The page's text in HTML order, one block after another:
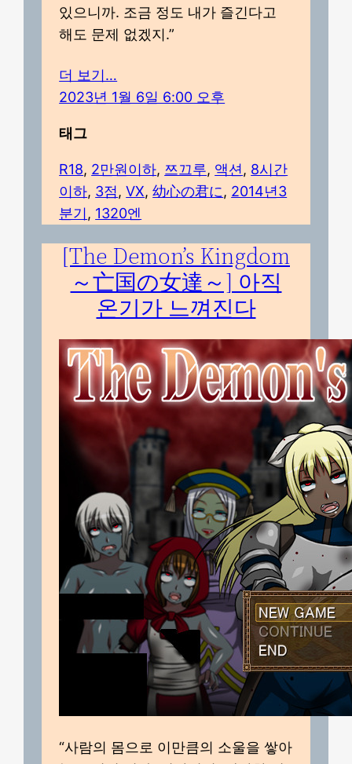
있으니까. 조금 정도 내가 즐긴다고
해도 문제 없겠지.”
더 보기…
2023년 1월 6일 6:00 오후
태그
R18, 2만원이하, 쯔끄루, 액션, 8시간
이하, 3점, VX, 幼心の君に, 2014년3
분기, 1320엔
[The Demon’s Kingdom
～亡国の女達～] 아직
온기가 느껴진다
“사람의 몸으로 이만큼의 소울을 쌓아